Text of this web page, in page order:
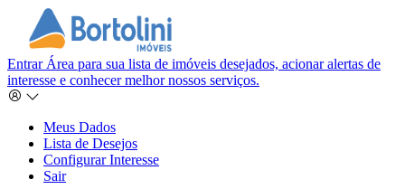
Entrar Área para sua lista de imóveis desejados, acionar alertas de
interesse e conhecer melhor nossos serviços.
Meus Dados
Lista de Desejos
Configurar Interesse
Sair